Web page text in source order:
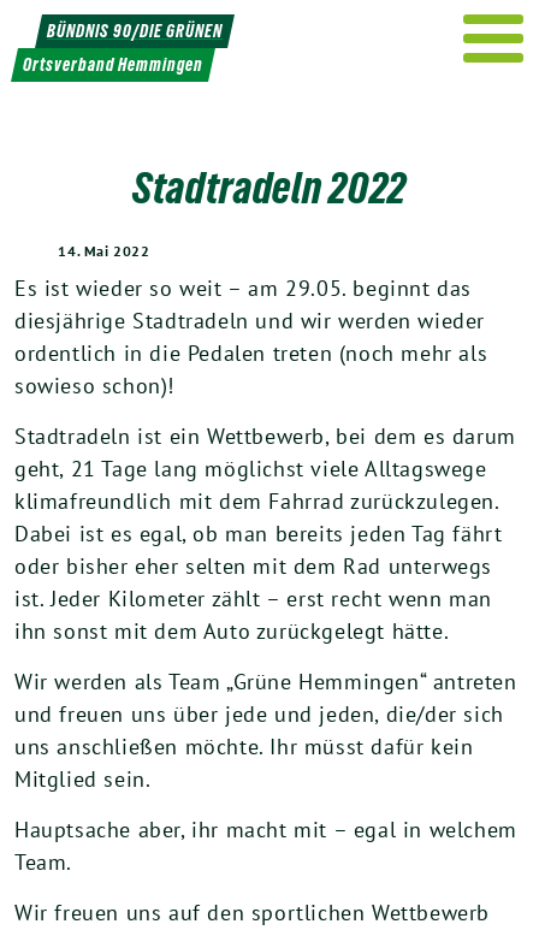
Weiter
zum
Inhalt
BÜNDNIS 90/DIE GRÜNEN
Ortsverband Hemmingen
Stadtradeln 2022
14. Mai 2022
Es ist wieder so weit – am 29.05. beginnt das
diesjährige Stadtradeln und wir werden wieder
ordentlich in die Pedalen treten (noch mehr als
sowieso schon)!
Stadtradeln ist ein Wettbewerb, bei dem es darum
geht, 21 Tage lang möglichst viele Alltagswege
klimafreundlich mit dem Fahrrad zurückzulegen.
Dabei ist es egal, ob man bereits jeden Tag fährt
oder bisher eher selten mit dem Rad unterwegs
ist. Jeder Kilometer zählt – erst recht wenn man
ihn sonst mit dem Auto zurückgelegt hätte.
Wir werden als Team „Grüne Hemmingen“ antreten
und freuen uns über jede und jeden, die/der sich
uns anschließen möchte. Ihr müsst dafür kein
Mitglied sein.
Hauptsache aber, ihr macht mit – egal in welchem
Team.
Wir freuen uns auf den sportlichen Wettbewerb